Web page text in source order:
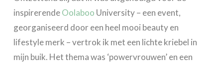
inspirerendeOolaboo University – een event,
georganiseerd door een heel mooi beauty en
lifestyle merk – vertrok ik met een lichte kriebel in
mijn buik. Het thema was ‘powervrouwen’ en een